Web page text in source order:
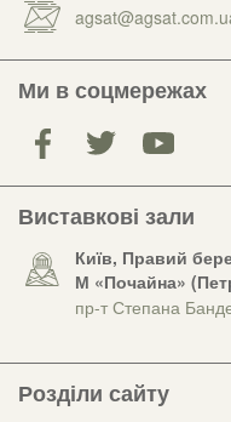
Ми в соцмережах
Виставкові зали
Київ, Правий
М «Почайна»
пр-т Степана
Розділи сайту